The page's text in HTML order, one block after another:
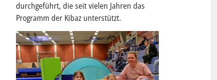
durchgeführt, die seit vielen Jahren das
Programm der Kibaz unterstützt.